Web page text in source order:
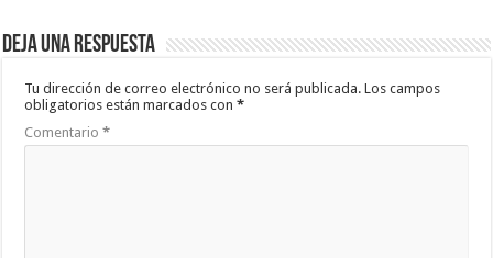
Deja una respuesta
Tu dirección de correo electrónico no será publicada. Los campos
obligatorios están marcados con*
Comentario*